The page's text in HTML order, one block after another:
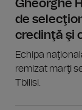
Gheorghe
de
credinţă şi
Echipa
remizat marţi
Tbilisi.